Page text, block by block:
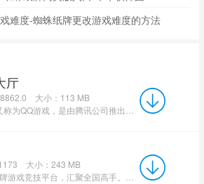
难度-蜘蛛纸牌更改游戏难度的方法
厅
大小：113 MB
大小：243 MB